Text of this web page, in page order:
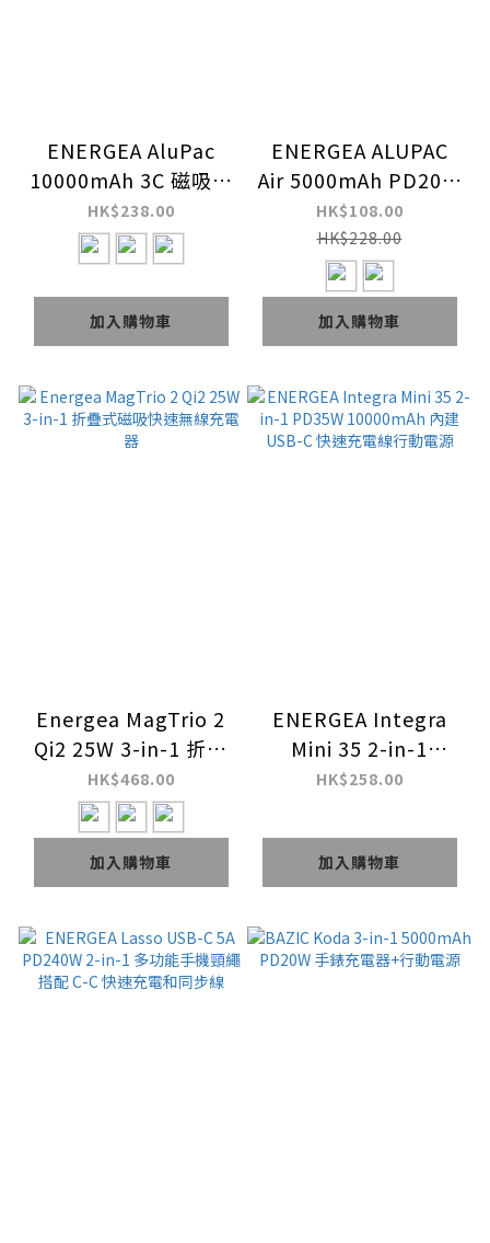
ENERGEA AluPac
10000mAh 3C 磁吸鋁
殼無線快充行動電源
HK$238.00
加入購物車
ENERGEA ALUPAC
Air 5000mAh PD20W
磁吸鋁殼無線快充行動
電源
HK$108.00
HK$228.00
加入購物車
Energea MagTrio 2
Qi2 25W 3-in-1 折疊
式磁吸快速無線充電器
HK$468.00
加入購物車
ENERGEA Integra
Mini 35 2-in-1
PD35W 10000mAh
線行動電源
HK$258.00
加入購物車